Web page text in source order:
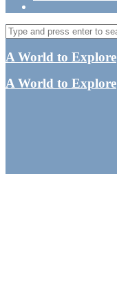
A World to Explore
A World to Explore